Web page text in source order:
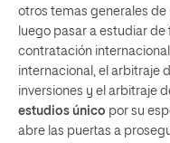
otros temas generales de
luego pasar a estudiar
contratación
internacional, el arbitraje
inversiones y el arbitraje
estudios único por su
abre las puertas a